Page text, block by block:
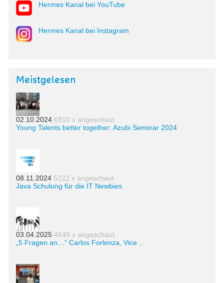
Hermes Kanal bei YouTube
Hermes Kanal bei Instagram
Meistgelesen
02.10.2024 6910 x angeschaut
Young Talents better together: Azubi Seminar 2024
08.11.2024 5222 x angeschaut
Java Schulung für die IT Newbies
03.04.2025 4649 x angeschaut
„5 Fragen an…“ Carlos Forlenza, Vice ...